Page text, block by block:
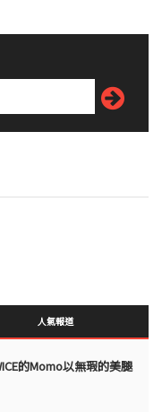
人氣報道
的Momo以無瑕的美腿